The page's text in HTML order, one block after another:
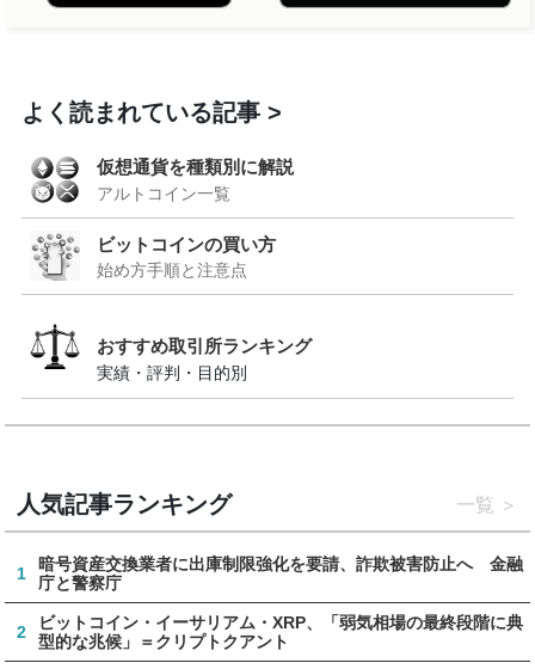
よく読まれている記事
仮想通貨を種類別に解説
アルトコイン一覧
ビットコインの買い方
始め方手順と注意点
おすすめ取引所ランキング
実績・評判・目的別
人気記事ランキング 一覧
1
暗号資産交換業者に出庫制限強化を要請、詐欺被害防止へ 金融
庁と警察庁
2
ビットコイン・イーサリアム・XRP、「弱気相場の最終段階に典
型的な兆候」＝クリプトクアント